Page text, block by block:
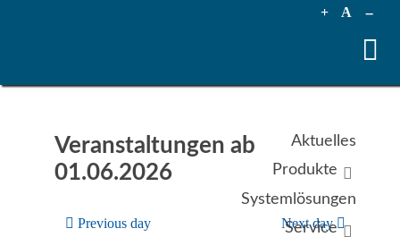
+ A --
Aktuelles
Produkte
Systemlösungen
Service
Veranstaltungen ab
01.06.2026
Previous day Next day